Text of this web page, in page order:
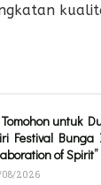
Tomohon untuk
Festival
of Spirit”
08/2026